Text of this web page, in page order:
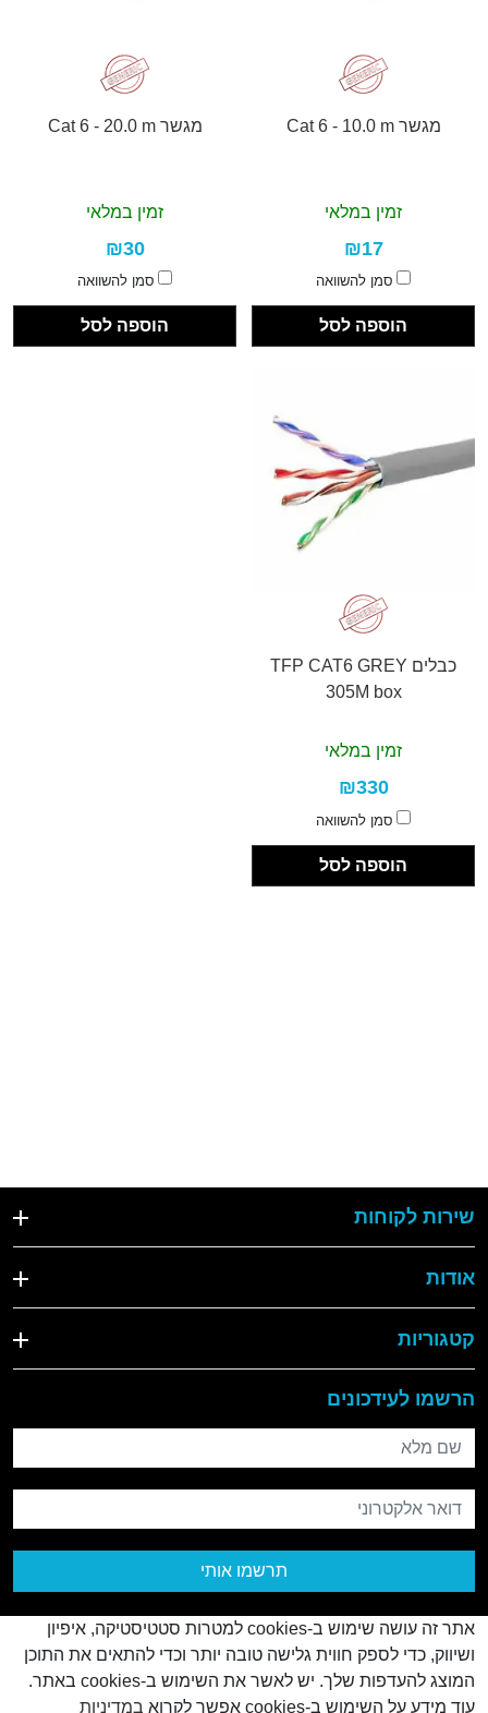
מגשר Cat 6 - 10.0 m
זמין במלאי
₪17
סמן להשוואה
הוספה לסל
מגשר Cat 6 - 20.0 m
זמין במלאי
₪30
סמן להשוואה
הוספה לסל
כבלים TFP CAT6 GREY
305M box
זמין במלאי
₪330
סמן להשוואה
הוספה לסל
שירות לקוחות
אודות
קטגוריות
הרשמו לעידכונים
שם מלא
דואר אלקטרוני
תרשמו אותי
אתר זה עושה שימוש ב-cookies למטרות סטטיסטיקה, איפיון
ושיווק, כדי לספק חווית גלישה טובה יותר וכדי להתאים את התוכן
המוצג להעדפות שלך. יש לאשר את השימוש ב-cookies באתר.
עוד מידע על השימוש ב-cookies אפשר לקרוא
במדיניות